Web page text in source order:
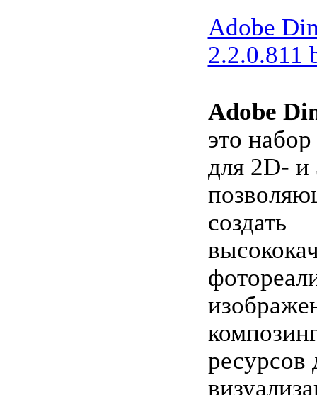
Adobe
2.2.0.811
Adobe
это
для 2D- и
создать
ресурсов